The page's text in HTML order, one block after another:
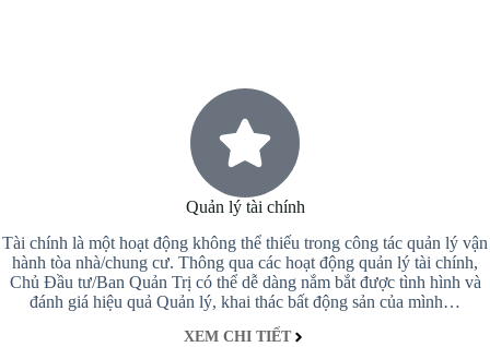
Quản lý tài chính
Tài chính là một hoạt động không thể thiếu trong công tác quản lý vận
hành tòa nhà/chung cư. Thông qua các hoạt động quản lý tài chính,
Chủ Đầu tư/Ban Quản Trị có thể dễ dàng nắm bắt được tình hình và
đánh giá hiệu quả Quản lý, khai thác bất động sản của mình…
XEM CHI TIẾT